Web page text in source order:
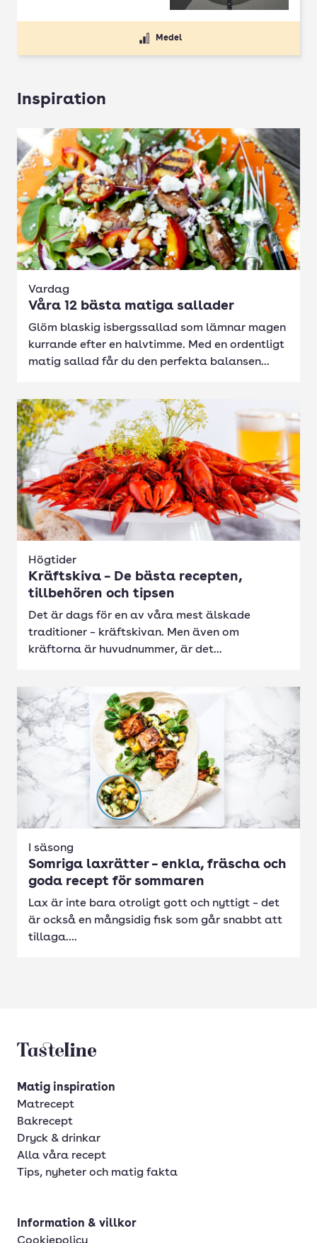
Medel
Inspiration
Vardag
Våra 12 bästa matiga sallader
Glöm blaskig isbergssallad som lämnar magen
kurrande efter en halvtimme. Med en ordentligt
matig sallad får du den perfekta balansen...
Högtider
Kräftskiva – De bästa recepten,
tillbehören och tipsen
Det är dags för en av våra mest älskade
traditioner – kräftskivan. Men även om
kräftorna är huvudnummer, är det...
I säsong
Somriga laxrätter – enkla, fräscha och
goda recept för sommaren
Lax är inte bara otroligt gott och nyttigt – det
är också en mångsidig fisk som går snabbt att
tillaga....
Tasteline startsida
Matig inspiration
Matrecept
Bakrecept
Dryck & drinkar
Alla våra recept
Tips, nyheter och matig fakta
Information & villkor